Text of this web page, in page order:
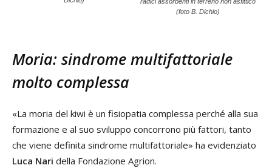
(foto B. Dichio)
Moria: sindrome multifattoriale
molto complessa
«La moria del kiwi è un fisiopatia complessa perché alla sua
formazione e al suo sviluppo concorrono più fattori, tanto
che viene definita sindrome multifattoriale» ha evidenziato
Luca Nari della Fondazione Agrion.